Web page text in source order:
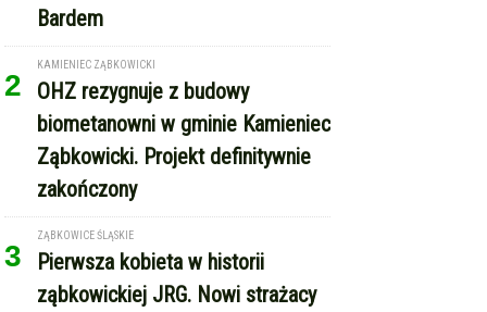
Bardem
2
KAMIENIEC ZĄBKOWICKI
OHZ rezygnuje z budowy
biometanowni w gminie Kamieniec
Ząbkowicki. Projekt definitywnie
zakończony
3
ZĄBKOWICE ŚLĄSKIE
Pierwsza kobieta w historii
ząbkowickiej JRG. Nowi strażacy